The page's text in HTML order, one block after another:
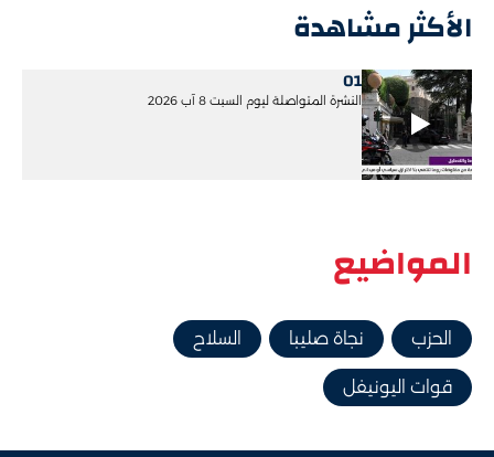
الأكثر مشاهدة
01
النشرة المتواصلة ليوم السبت 8 آب 2026
المواضيع
الحزب نجاة صليبا السلاح
قوات اليونيفل